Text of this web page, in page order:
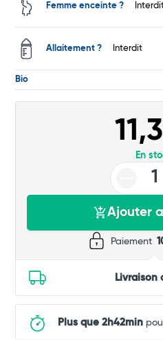
Femme enceinte ?
Allaitement ? Interdit
Bio
En
Ajouter
Paiement
Livraison
Plus que 2h42min